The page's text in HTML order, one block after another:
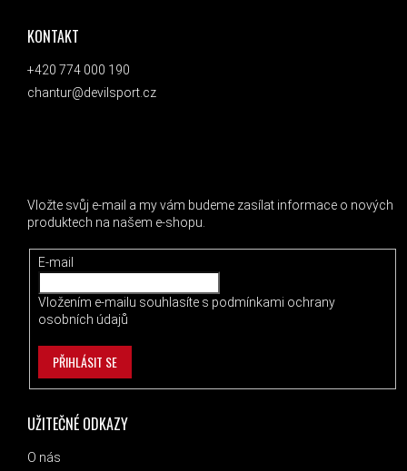
UŽITEČNÉ ODKAZY
O nás
KONTAKT
+420 774 000 190
chantur@devilsport.cz
Vložte svůj e-mail a my vám budeme zasílat informace o nových
produktech na našem e-shopu.
E-mail
Vložením e-mailu souhlasíte s podmínkami ochrany
osobních údajů
PŘIHLÁSIT SE